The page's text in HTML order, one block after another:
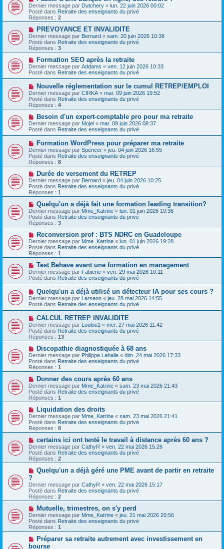
a
g
e
u
m
e
s
s
a
g
e
o
u
v
e
a
u
m
e
s
s
a
g
e
Dernier message par Dutchery « lun. 22 juin 2026 00:02
Posté dans Retraite des enseignants du privé
Réponses : 2
N
o
u
v
e
a
u
m
e
s
a
g
e
PREVOYANCE ET INVALIDITE
Dernier message par Bernard « sam. 20 juin 2026 10:38
Posté dans Retraite des enseignants du privé
Réponses : 3
N
o
u
v
e
a
u
m
e
s
a
g
e
Formation SEO après la retraite
Dernier message par Addams « ven. 12 juin 2026 10:33
Posté dans Retraite des enseignants du privé
N
o
u
v
e
a
u
m
e
s
a
g
e
Nouvelle réglementation sur le cumul RETREP/EMPLOI
Dernier message par CIRKA « mar. 09 juin 2026 19:52
Posté dans Retraite des enseignants du privé
Réponses : 4
N
o
u
v
e
a
u
m
e
s
a
g
e
Besoin d'un expert-comptable pro pour ma retraite
Dernier message par Mojel « mar. 09 juin 2026 08:37
Posté dans Retraite des enseignants du privé
N
o
u
v
e
a
u
m
e
s
s
a
g
e
Formation WordPress pour préparer ma retraite
Dernier message par Spencer « jeu. 04 juin 2026 16:55
Posté dans Retraite des enseignants du privé
Réponses : 8
N
o
u
v
e
a
m
e
s
s
a
g
e
Durée de versement du RETREP
Dernier message par Bernard « jeu. 04 juin 2026 10:25
Posté dans Retraite des enseignants du privé
Réponses : 1
N
o
u
v
e
a
u
m
e
s
s
g
e
Quelqu'un a déjà fait une formation leading transition?
Dernier message par Mme_Katrine « lun. 01 juin 2026 19:36
Posté dans Retraite des enseignants du privé
Réponses : 3
N
o
u
v
e
a
m
e
s
a
g
e
Reconversion prof : BTS NDRC en Guadeloupe
Dernier message par Mme_Katrine « lun. 01 juin 2026 19:28
Posté dans Retraite des enseignants du privé
Réponses : 1
N
o
u
v
a
u
m
e
s
s
a
g
e
Test Behave avant une formation en management
Dernier message par Fabiene « ven. 29 mai 2026 10:11
Posté dans Retraite des enseignants du privé
N
o
u
v
a
u
m
e
s
a
g
e
Quelqu'un a déjà utilisé un détecteur IA pour ses cours ?
Dernier message par Larsenn « jeu. 28 mai 2026 14:55
Posté dans Retraite des enseignants du privé
N
o
u
v
e
a
u
m
e
s
s
a
g
e
CALCUL RETREP INVALIDITE
Dernier message par Loulou1 « mer. 27 mai 2026 11:42
Posté dans Retraite des enseignants du privé
Réponses : 13
N
o
u
v
e
a
u
m
e
s
s
a
g
e
Discopathie diagnostiquée à 68 ans
Dernier message par Philippe Lahalle « dim. 24 mai 2026 17:33
Posté dans Retraite des enseignants du privé
Réponses : 1
N
o
u
v
e
a
u
m
e
s
s
a
g
e
Donner des cours après 60 ans
Dernier message par Mme_Katrine « sam. 23 mai 2026 21:43
Posté dans Retraite des enseignants du privé
Réponses : 1
N
o
u
v
e
a
u
m
e
s
s
a
e
Liquidation des droits
Dernier message par Mme_Katrine « sam. 23 mai 2026 21:41
Posté dans Retraite des enseignants du privé
Réponses : 8
N
o
u
v
e
a
e
s
s
a
g
e
certains ici ont tenté le travail à distance après 60 ans ?
Dernier message par CathyR « ven. 22 mai 2026 15:26
Posté dans Retraite des enseignants du privé
Réponses : 2
N
v
e
a
u
m
e
s
s
a
g
e
Quelqu'un a déjà géré une PME avant de partir en retraite
?
Dernier message par CathyR « ven. 22 mai 2026 15:17
Posté dans Retraite des enseignants du privé
Réponses : 2
N
o
u
v
e
a
u
Mutuelle, trimestres, on s'y perd
Dernier message par Mme_Katrine « jeu. 21 mai 2026 20:56
Posté dans Retraite des enseignants du privé
Réponses : 1
NPréparer sa retraite autrement avec investissement en
bourse